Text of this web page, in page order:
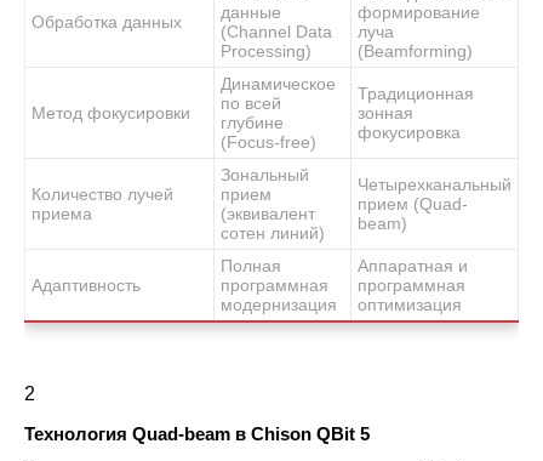
Обработка данных
данные
(Channel Data
Processing)
формирование
луча
(Beamforming)
Метод фокусировки
Динамическое
по всей
глубине
(Focus-free)
Традиционная
зонная
фокусировка
Количество лучей
приема
Зональный
прием
(эквивалент
сотен линий)
Четырехканальный
прием (Quad-
beam)
Адаптивность
Полная
программная
модернизация
Аппаратная и
программная
оптимизация
2
Технология Quad-beam в Chison QBit 5